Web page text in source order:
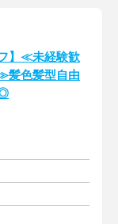
】≪未経験歓
髪色髪型自由
◎